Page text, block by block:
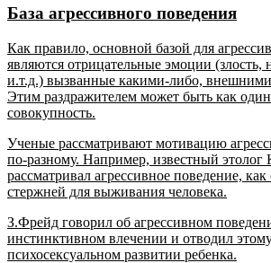
База агрессивного поведения
Как правило, основной базой для
являются отрицательные эмоции (злость,
и.т.д.) вызванные какими-либо,
Этим раздражителем может быть как
совокупность.
Ученые рассматривают мотивацию
по-разному. Например, известный этолог
рассматривал агрессивное поведение,
стержней для выживания человека.
З.Фрейд говорил об агрессивном
инстинктивном влечении и отводил
психосексуальном развитии ребенка.